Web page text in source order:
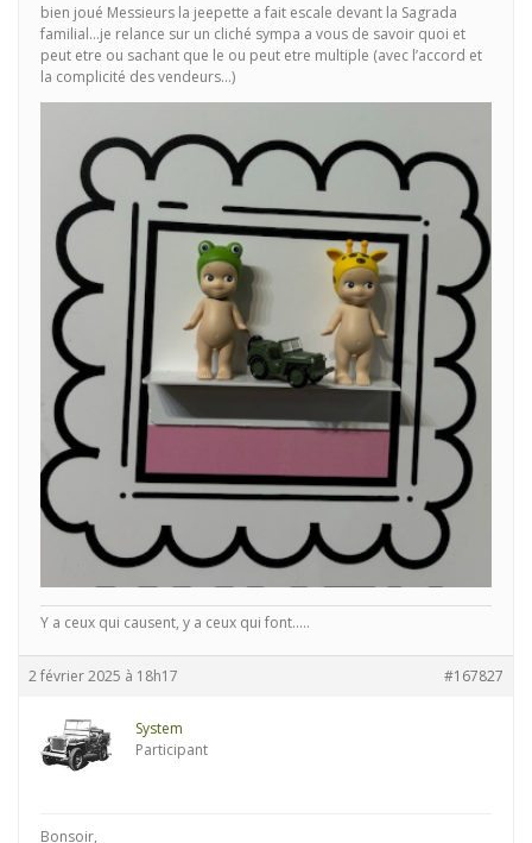
bien joué Messieurs la jeepette a fait escale devant la Sagrada
familial…je relance sur un cliché sympa a vous de savoir quoi et
peut etre ou sachant que le ou peut etre multiple (avec l’accord et
la complicité des vendeurs…)
Y a ceux qui causent, y a ceux qui font.....
2 février 2025 à 18h17 #167827
System
Participant
Bonsoir,